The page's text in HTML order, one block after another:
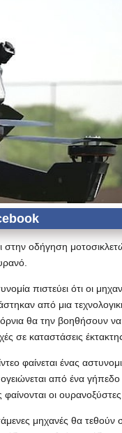
στην οδήγηση
πιστεύει ότι οι
από μια
θα την βοηθήσουν
σε καταστάσεις
φαίνεται ένας
από ένα
φαίνονται οι
μηχανές θα τεθούν